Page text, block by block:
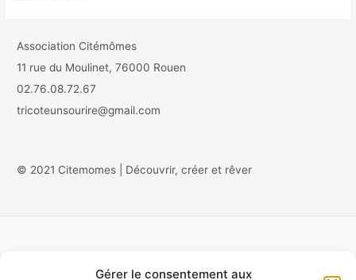
Gérer le consentement aux
Association Citémômes
11 rue du Moulinet, 76000 Rouen
02.76.08.72.67
tricoteunsourire@gmail.com
© 2021 Citemomes | Découvrir, créer et rêver